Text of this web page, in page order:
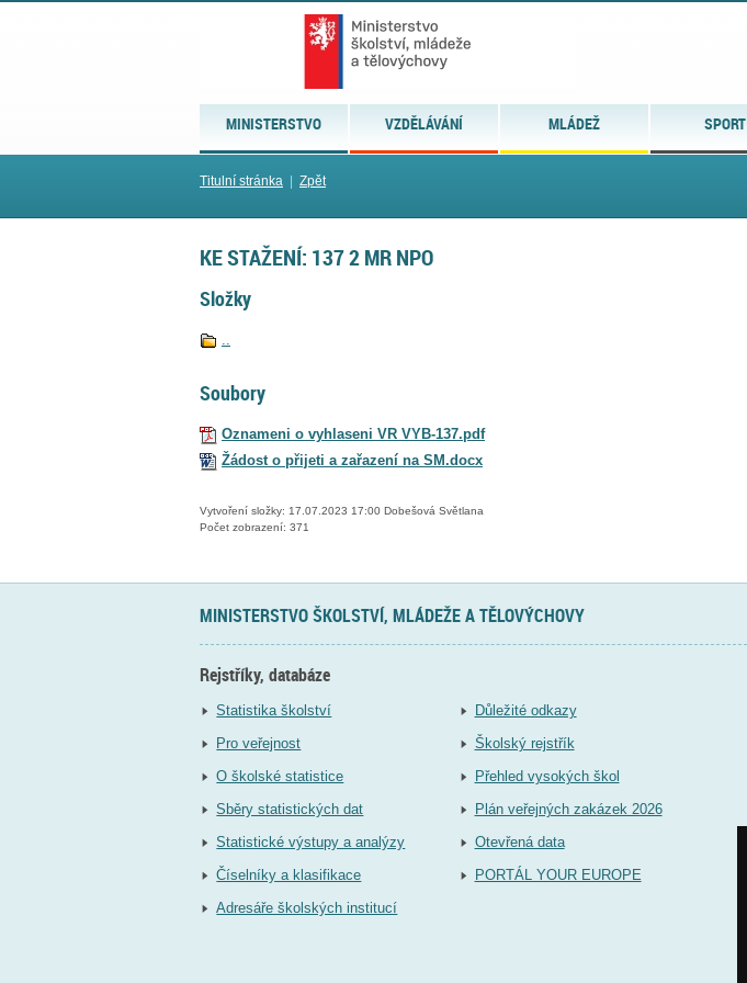
MINISTERSTVO VZDĚLÁVÁNÍ MLÁDEŽ SPORT
Titulní stránka Zpět
KE STAŽENÍ: 137 2 MR NPO
Složky
..
Soubory
Oznameni o vyhlaseni VR VYB-137.pdf
Žádost o přijeti a zařazení na SM.docx
Vytvoření složky: 17.07.2023 17:00 Dobešová Světlana
Počet zobrazení: 371
MINISTERSTVO ŠKOLSTVÍ, MLÁDEŽE A TĚLOVÝCHOVY
Rejstříky, databáze
Statistika školství
Pro veřejnost
O školské statistice
Sběry statistických dat
Statistické výstupy a analýzy
Číselníky a klasifikace
Adresáře školských institucí
Důležité odkazy
Školský rejstřík
Přehled vysokých škol
Plán veřejných zakázek 2026
Otevřená data
PORTÁL YOUR EUROPE